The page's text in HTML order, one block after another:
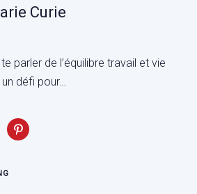
Curie
te parler de l’équilibre travail et vie
défi pour…